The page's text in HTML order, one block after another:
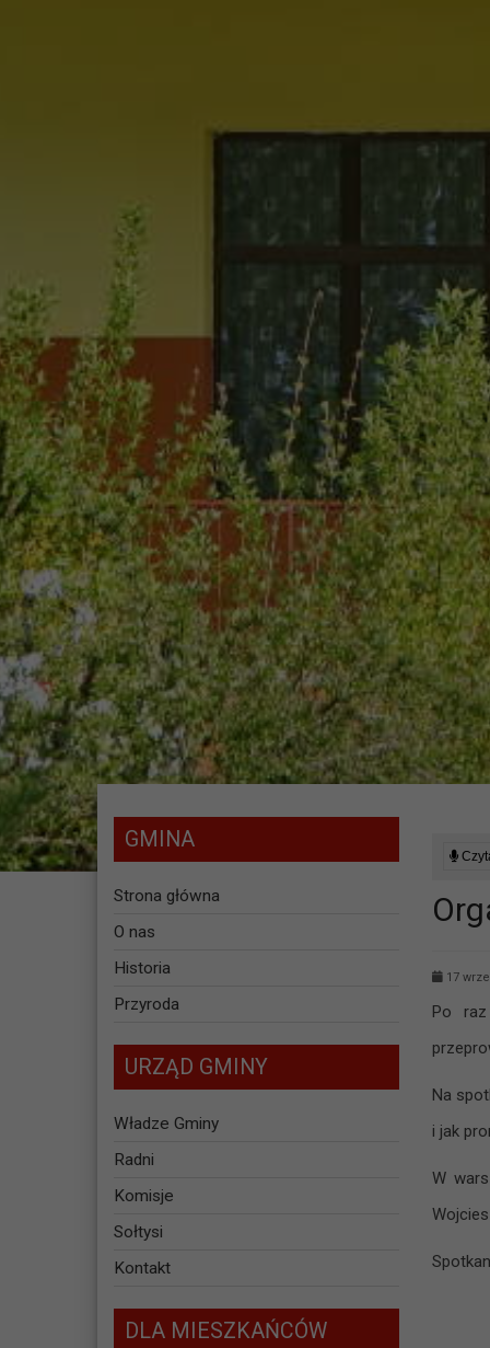
GMINA
Strona główna
O nas
Historia
Przyroda
URZĄD GMINY
Władze Gminy
Radni
Komisje
Sołtysi
Kontakt
DLA MIESZKAŃCÓW
17
Po raz
Na
i jak
W